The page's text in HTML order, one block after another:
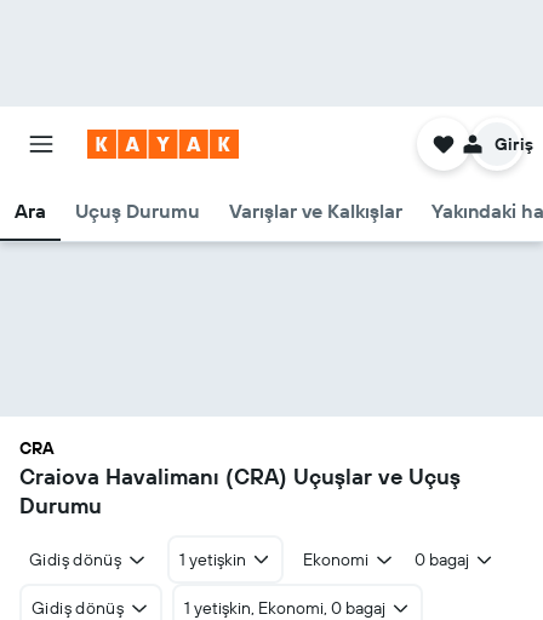
Ara Uçuş Durumu Varışlar ve Kalkışlar Yakındaki
Giriş
CRA
Craiova Havalimanı (CRA) Uçuşlar ve Uçuş
Durumu
Gidiş dönüş 1 yetişkin Ekonomi 0 bagaj
Gidiş dönüş 1 yetişkin, Ekonomi, 0 bagaj